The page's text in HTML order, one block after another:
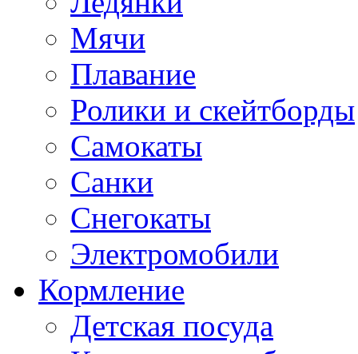
Мячи
Плавание
Ролики и скейтборды
Самокаты
Санки
Снегокаты
Электромобили
Кормление
Детская посуда